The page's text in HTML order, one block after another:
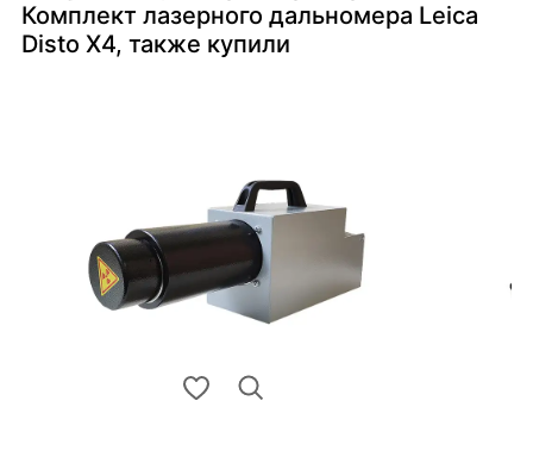
Комплект лазерного дальномера Leica
Disto X4, также купили